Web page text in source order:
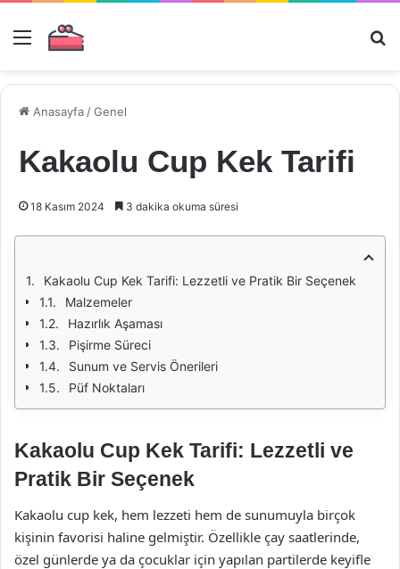
Menü
Anasayfa /Genel
Kakaolu Cup Kek Tarifi
18 Kasım 2024 3 dakika okuma süresi
Kakaolu Cup Kek Tarifi: Lezzetli ve Pratik Bir Seçenek
Malzemeler
Hazırlık Aşaması
Pişirme Süreci
Sunum ve Servis Önerileri
Püf Noktaları
Kakaolu Cup Kek Tarifi: Lezzetli ve
Pratik Bir Seçenek
Kakaolu cup kek, hem lezzeti hem de sunumuyla birçok
kişinin favorisi haline gelmiştir. Özellikle çay saatlerinde,
özel günlerde ya da çocuklar için yapılan partilerde keyifle